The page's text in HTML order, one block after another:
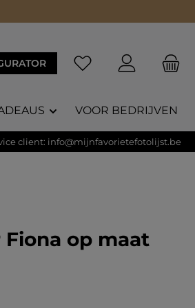
VOOR BEDRIJVEN
client: info@mijnfavorietefotolijst.be
op maat